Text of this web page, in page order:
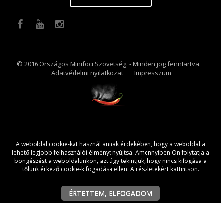
© 2016 Országos Minifoci Szövetség. - Minden jog fenntartva.
Adatvédelmi nyilatkozat
Impresszum
A weboldal cookie-kat használ annak érdekében, hogy a weboldal a
lehető legjobb felhasználói élményt nyújtsa. Amennyiben Ön folytatja a
böngészést a weboldalunkon, azt úgy tekintjük, hogy nincs kifogása a
tőlünk érkező cookie-k fogadása ellen. A részletekért kattintson.
ÉRTETTEM, ELFOGADOM